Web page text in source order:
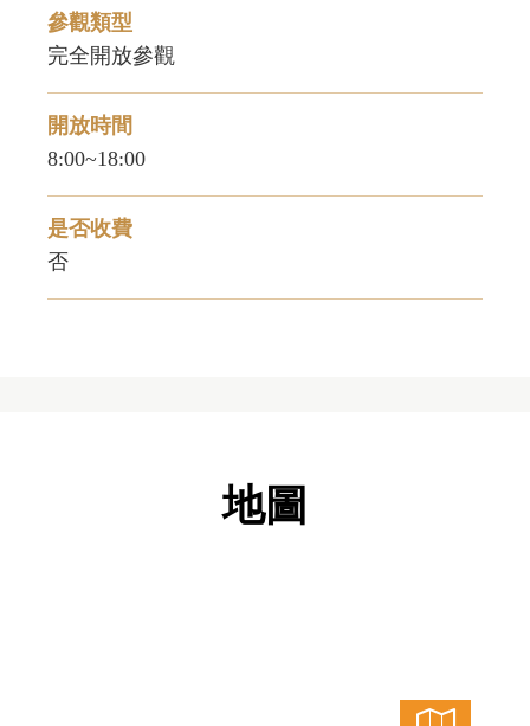
參觀類型
完全開放參觀
開放時間
8:00~18:00
是否收費
否
地圖